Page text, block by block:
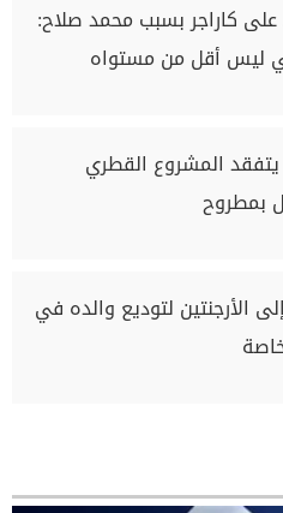
على كاراجر بسبب محمد صلاح:
ليس أقل من مستواه
يتفقد المشروع القطري
بمطروح
الأرجنتين لتوديع والده في